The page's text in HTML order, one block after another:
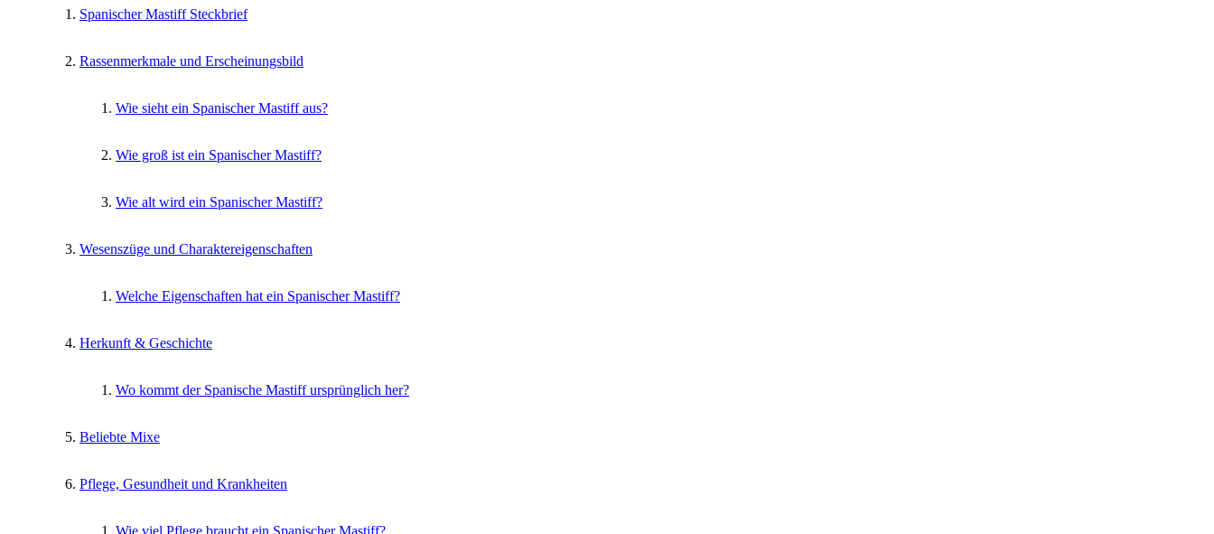
Spanischer Mastiff Steckbrief
Rassenmerkmale und Erscheinungsbild
Wie sieht ein Spanischer Mastiff aus?
Wie groß ist ein Spanischer Mastiff?
Wie alt wird ein Spanischer Mastiff?
Wesenszüge und Charaktereigenschaften
Welche Eigenschaften hat ein Spanischer Mastiff?
Herkunft & Geschichte
Wo kommt der Spanische Mastiff ursprünglich her?
Beliebte Mixe
Pflege, Gesundheit und Krankheiten
Wie viel Pflege braucht ein Spanischer Mastiff?